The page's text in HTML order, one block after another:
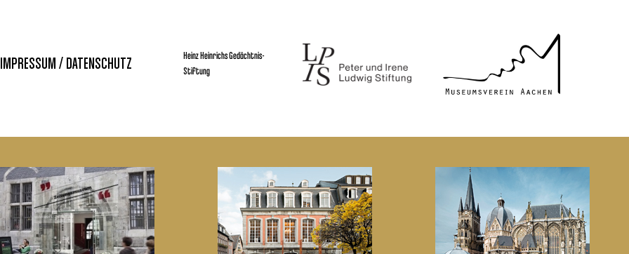
IMPRESSUM / DATENSCHUTZ
Heinz Heinrichs Gedächtnis-
Stiftung